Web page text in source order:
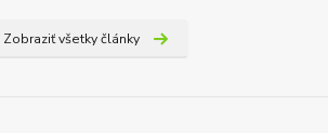
Zobraziť všetky články